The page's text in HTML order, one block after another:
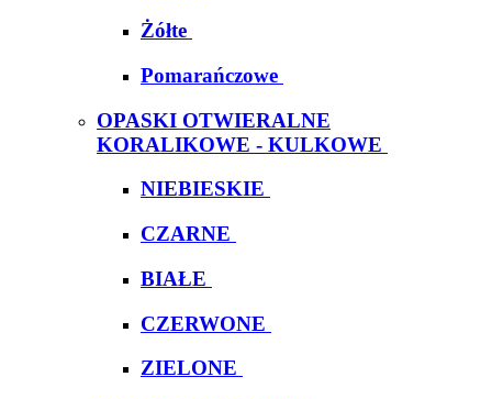
Żółte
Pomarańczowe
OPASKI OTWIERALNE
KORALIKOWE - KULKOWE
NIEBIESKIE
CZARNE
BIAŁE
CZERWONE
ZIELONE